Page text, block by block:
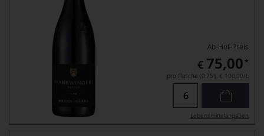
Ab-Hof-Preis
€ 75,00 *
pro Flasche (0.75l), € 100,00/L
Lebensmittel­angaben